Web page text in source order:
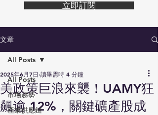
立即訂閱
文章
All Posts
市場趨勢
產業供應鏈
All Posts
美政策巨浪來襲！UAMY狂
飆逾 12%，關鍵礦產股成
2025年6月7日 讀畢需時 4 分鐘